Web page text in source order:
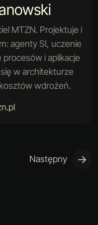
MTZN. Projektuje i
agenty SI, uczenie
i aplikacje
w architekturze
wdrożeń.
Następny